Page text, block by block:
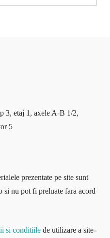
3, etaj 1, axele A-B 1/2,
5
prezentate pe site sunt
si nu pot fi preluate fara acord
si conditiilede utilizare a site-